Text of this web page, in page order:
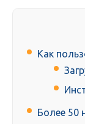
Как
Более 50